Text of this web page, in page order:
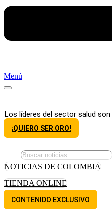
Menú
Los líderes del sector salud son
¡QUIERO SER ORO!
NOTICIAS DE COLOMBIA
TIENDA ONLINE
CONTENIDO EXCLUSIVO